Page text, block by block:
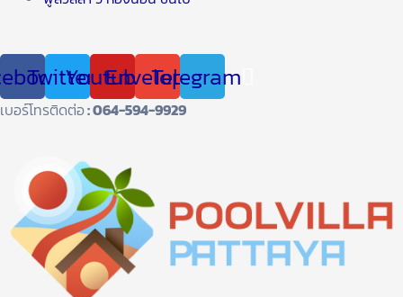
TwitterYoutubeEnvelopeTelegram
เบอร์โทรติดต่อ: 064-594-9929